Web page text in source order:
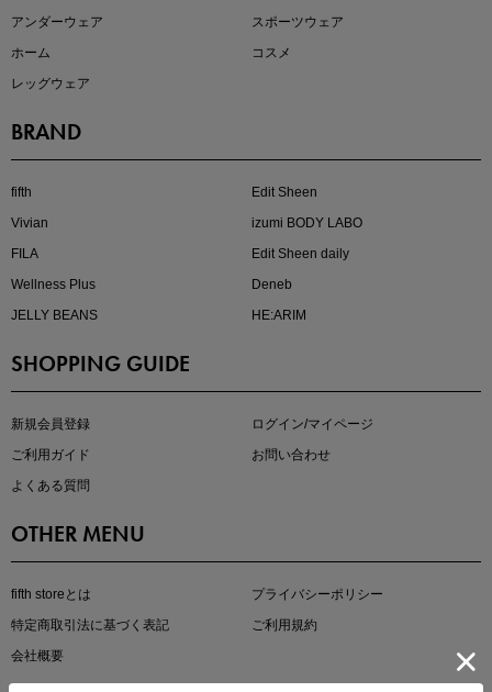
大人の着映えアイテム5選
マストバイアイテム
アンダーウェア
スポーツウェア
ホーム
コスメ
レッグウェア
BRAND
fifth
Edit Sheen
Vivian
izumi BODY LABO
FILA
Edit Sheen daily
Wellness Plus
Deneb
JELLY BEANS
HE:ARIM
SHOPPING GUIDE
新規会員登録
ログイン/マイページ
ご利用ガイド
お問い合わせ
よくある質問
OTHER MENU
fifth storeとは
プライバシーポリシー
特定商取引法に基づく表記
ご利用規約
会社概要